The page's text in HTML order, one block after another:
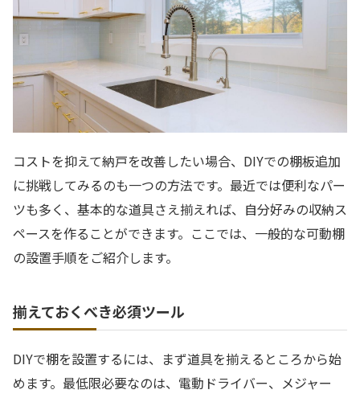
コストを抑えて納戸を改善したい場合、DIYでの棚板追加
に挑戦してみるのも一つの方法です。最近では便利なパー
ツも多く、基本的な道具さえ揃えれば、自分好みの収納ス
ペースを作ることができます。ここでは、一般的な可動棚
の設置手順をご紹介します。
揃えておくべき必須ツール
DIYで棚を設置するには、まず道具を揃えるところから始
めます。最低限必要なのは、電動ドライバー、メジャー